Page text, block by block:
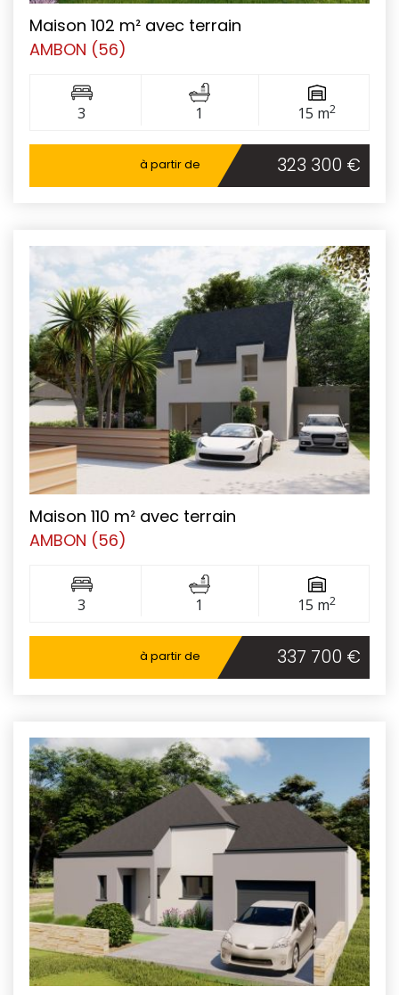
Maison 102 m² avec terrain
AMBON (56)
3 1 15 m2
à partir de 323 300 €
Maison 110 m² avec terrain
AMBON (56)
3 1 15 m2
à partir de 337 700 €